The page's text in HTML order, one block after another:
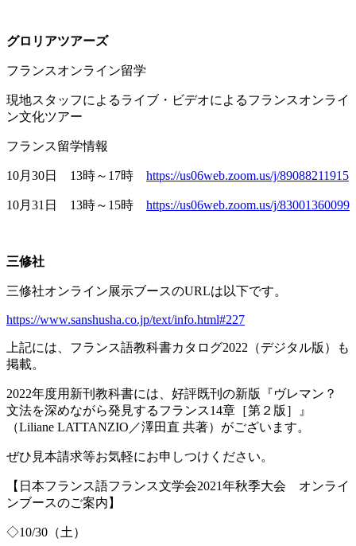
グロリアツアーズ
フランスオンライン留学
現地スタッフによるライブ・ビデオによるフランスオンライ
ン文化ツアー
フランス留学情報
10月 30日 13時～ 17時 https://us06web.zoom.us/j/89088211915
10月 31 日 13時～ 15時 https://us06web.zoom.us/j/83001360099
三修社
三修社オンライン展示ブースのURLは以下です。
https://www.sanshusha.co.jp/text/info.html#227
上記には、フランス語教科書カタログ2022 （デジタル版）も
掲載。
2022年度用新刊教科書には、好評既刊の新版『ヴレマン？
文法を深めながら発見するフランス14章［第２版］』
（Liliane LATTANZIO ／澤田直 共著）がございます。
ぜひ見本請求等お気軽にお申しつけください。
【日本フランス語フランス文学会2021年秋季大会 オンライ
ンブースのご案内】
◇10/30 （土）